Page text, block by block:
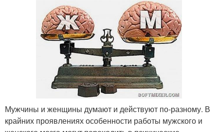
Мужчины и женщины думают и действуют по-разному. В
крайних проявлениях особенности работы мужского и